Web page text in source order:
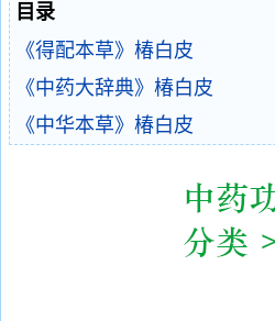
目录
《得配本草》椿白皮
《中药大辞典》椿白皮
《中华本草》椿白皮